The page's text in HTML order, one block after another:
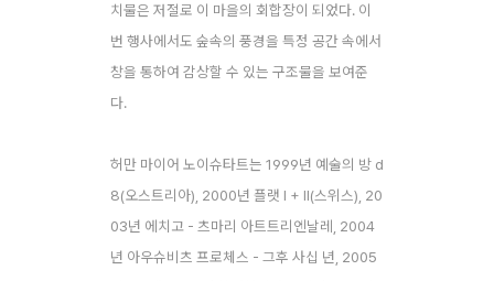
치물은 저절로 이 마을의 회합장이 되었다. 이
번 행사에서도 숲속의 풍경을 특정 공간 속에서
창을 통하여 감상할 수 있는 구조물을 보여준
다.
허만 마이어 노이슈타트는 1999년 예술의 방 d
8(오스트리아), 2000년 플랫 I + II(스위스), 20
03년 에치고 - 츠마리 아트트리엔날레, 2004
년 아우슈비츠 프로체스 - 그후 사십 년, 2005